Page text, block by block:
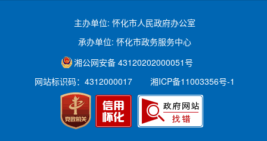
主办单位: 怀化市人民政府办公室
承办单位: 怀化市政务服务中心
湘公网安备 43120202000051号
网站标识码：4312000017
湘ICP备11003356号-1